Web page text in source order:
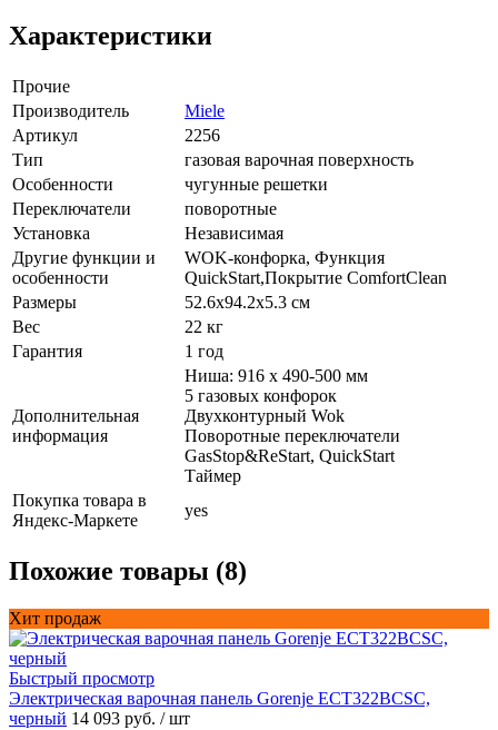
Характеристики
Прочие
Производитель
Miele
Артикул
2256
Тип
газовая варочная поверхность
Особенности
чугунные решетки
Переключатели
поворотные
Установка
Независимая
Другие функции и
особенности
WOK-конфорка, Функция
QuickStart,Покрытие ComfortClean
Размеры
52.6х94.2х5.3 см
Вес
22 кг
Гарантия
1 год
Дополнительная
информация
Ниша: 916 х 490-500 мм
5 газовых конфорок
Двухконтурный Wok
Поворотные переключатели
GasStop&ReStart, QuickStart
Таймер
Покупка товара в
Яндекс-Маркете
yes
Похожие товары (8)
Хит продаж
Быстрый просмотр
Электрическая варочная панель Gorenje ECT322BCSC,
черный 14 093 руб. / шт